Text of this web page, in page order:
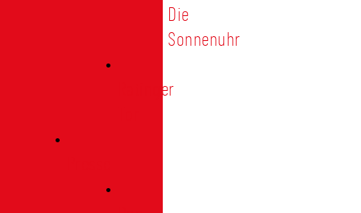
Die
Sonnenuhr
Ratinger